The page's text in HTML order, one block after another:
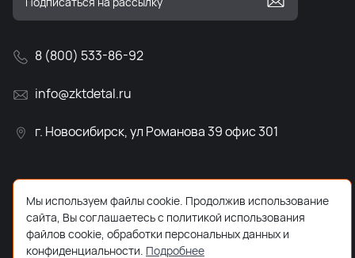
8 (800) 533-86-92
info@zktdetal.ru
г. Новосибирск, ул Романова 39 офис 301
Мы используем файлы cookie. Продолжив использование
сайта, Вы соглашаетесь с политикой использования
файлов cookie, обработки персональных данных и
конфиденциальности. Подробнее